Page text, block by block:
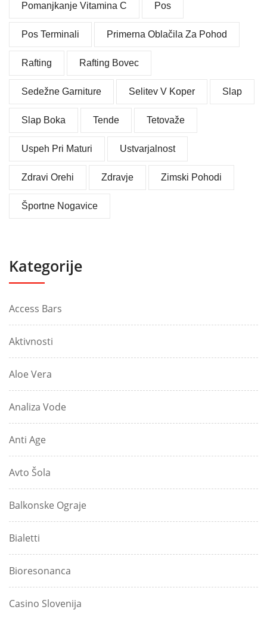
Pomanjkanje Vitamina C Pos
Pos Terminali Primerna Oblačila Za Pohod
Rafting Rafting Bovec
Sedežne Garniture Selitev V Koper Slap
Slap Boka Tende Tetovaže
Uspeh Pri Maturi Ustvarjalnost
Zdravi Orehi Zdravje Zimski Pohodi
Športne Nogavice
Kategorije
Access Bars
Aktivnosti
Aloe Vera
Analiza Vode
Anti Age
Avto Šola
Balkonske Ograje
Bialetti
Bioresonanca
Casino Slovenija